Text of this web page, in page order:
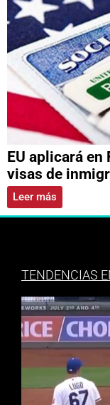
EU aplicará en
visas de
Leer más
TENDENCIAS